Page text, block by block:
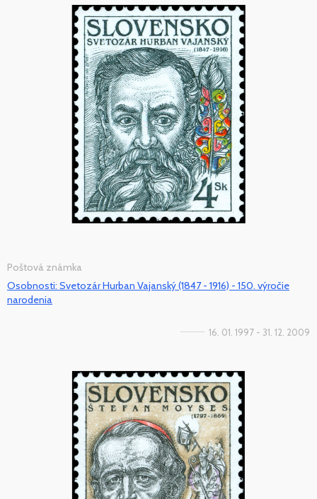
Poštová známka
Osobnosti: Svetozár Hurban Vajanský (1847 - 1916) - 150. výročie
narodenia
16. 01. 1997 - 31. 12. 2009